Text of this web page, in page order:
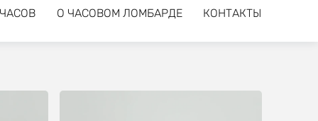
О ЧАСОВОМ ЛОМБАРДЕ КОНТАКТЫ